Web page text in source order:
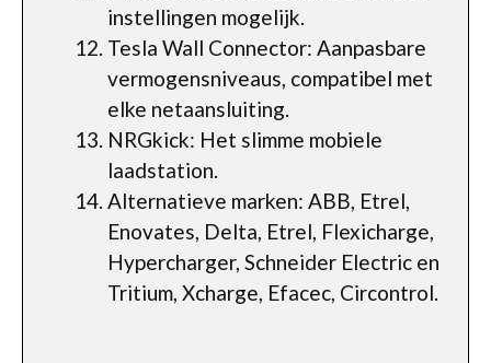
instellingen mogelijk.
Tesla Wall Connector: Aanpasbare
vermogensniveaus, compatibel met
elke netaansluiting.
NRGkick: Het slimme mobiele
laadstation.
Alternatieve marken: ABB, Etrel,
Enovates, Delta, Etrel, Flexicharge,
Hypercharger, Schneider Electric en
Tritium, Xcharge, Efacec, Circontrol.